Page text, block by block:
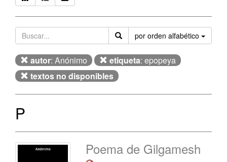
por orden alfabético
autor: Anónimo etiqueta: epopeya
textos no disponibles
P
Poema de Gilgamesh